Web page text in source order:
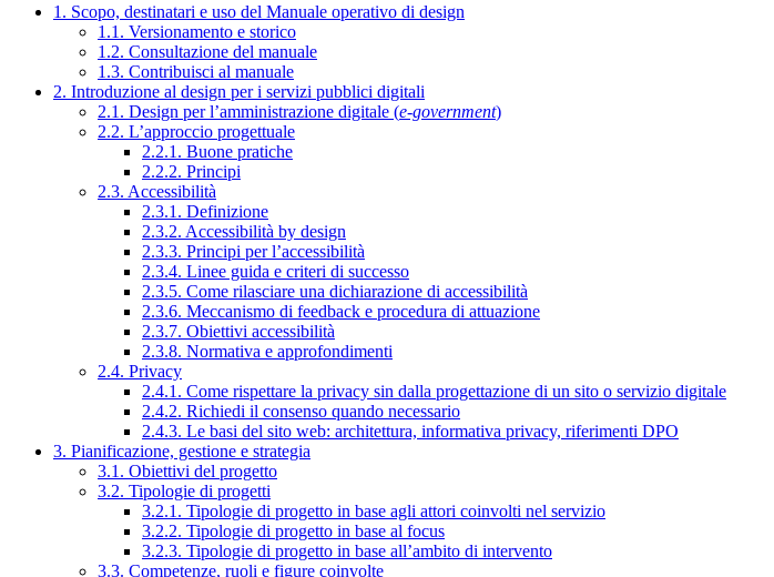
1. Scopo, destinatari e uso del Manuale operativo di design
1.1. Versionamento e storico
1.2. Consultazione del manuale
1.3. Contribuisci al manuale
2. Introduzione al design per i servizi pubblici digitali
2.1. Design per l’amministrazione digitale (e-government)
2.2. L’approccio progettuale
2.2.1. Buone pratiche
2.2.2. Principi
2.3. Accessibilità
2.3.1. Definizione
2.3.2. Accessibilità by design
2.3.3. Principi per l’accessibilità
2.3.4. Linee guida e criteri di successo
2.3.5. Come rilasciare una dichiarazione di accessibilità
2.3.6. Meccanismo di feedback e procedura di attuazione
2.3.7. Obiettivi accessibilità
2.3.8. Normativa e approfondimenti
2.4. Privacy
2.4.1. Come rispettare la privacy sin dalla progettazione di un sito o servizio digitale
2.4.2. Richiedi il consenso quando necessario
2.4.3. Le basi del sito web: architettura, informativa privacy, riferimenti DPO
3. Pianificazione, gestione e strategia
3.1. Obiettivi del progetto
3.2. Tipologie di progetti
3.2.1. Tipologie di progetto in base agli attori coinvolti nel servizio
3.2.2. Tipologie di progetto in base al focus
3.2.3. Tipologie di progetto in base all’ambito di intervento
3.3. Competenze, ruoli e figure coinvolte